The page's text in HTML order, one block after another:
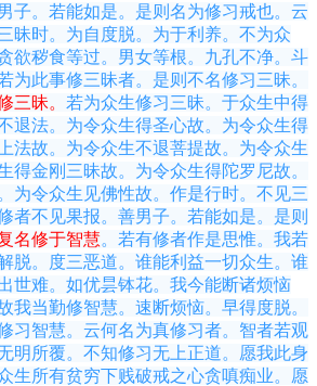
子。若能如是。是则名为修习戒也。云
昧时。为自度脱。为于利养。不为众
欲秽食等过。男女等根。九孔不净。斗
为此事修三昧者。是则不名修习三昧。
三昧。 若为众生修习三昧。于众生中得
退法。为令众生得圣心故。为令众生得
法故。为令众生不退菩提故。为令众生
得金刚三昧故。为令众生得陀罗尼故。
为令众生见佛性故。作是行时。不见三
者不见果报。善男子。若能如是。是则
名修于智慧。若有修者作是思惟。我若
脱。度三恶道。谁能利益一切众生。谁
世难。如优昙钵花。我今能断诸烦恼
我当勤修智慧。速断烦恼。早得度脱。
习智慧。云何名为真修习者。智者若观
明所覆。不知修习无上正道。愿我此身
生所有贫穷下贱破戒之心贪嗔痴业。愿